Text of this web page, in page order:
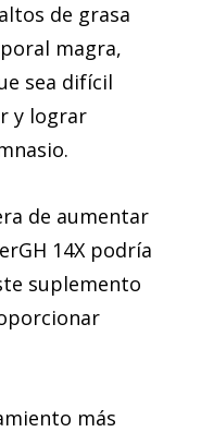
de grasa
magra,
sea difícil
y lograr
de aumentar
14X podría
suplemento
más